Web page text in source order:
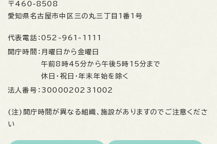
〒460-8508
愛知県名古屋市中区三の丸三丁目1番1号
代表電話： 052-961-1111
開庁時間： 月曜日から金曜日
午前8時45分から午後5時15分まで
休日・祝日・年末年始を除く
法人番号： 3000020231002
(注)開庁時間が異なる組織、施設がありますのでご注意くださ
い